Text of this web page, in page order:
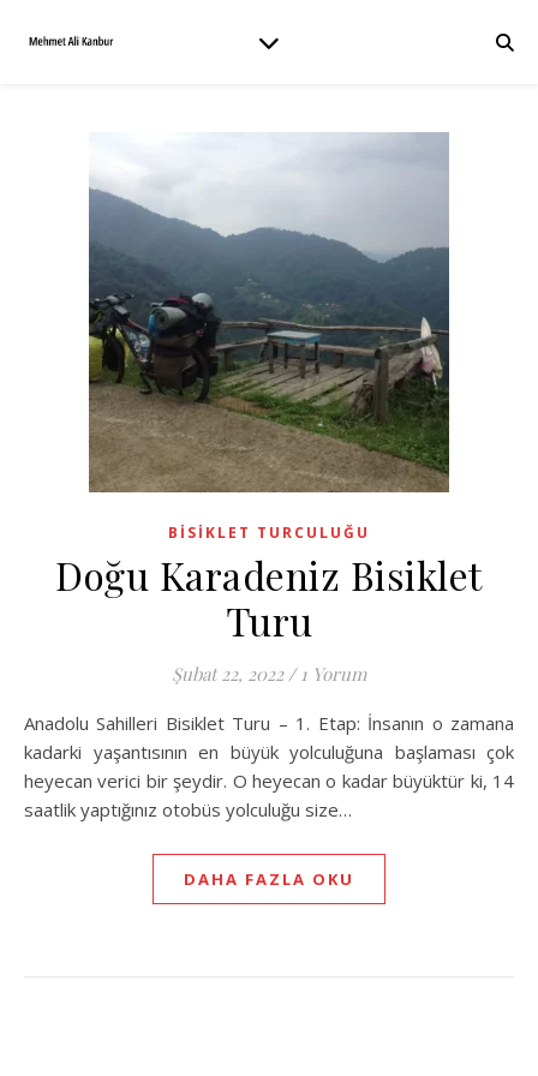
BISIKLET TURCULUĞU
Doğu Karadeniz Bisiklet
Turu
Şubat 22, 2022 / 1 Yorum
Anadolu Sahilleri Bisiklet Turu – 1. Etap: İnsanın o zamana
kadarki yaşantısının en büyük yolculuğuna başlaması çok
heyecan verici bir şeydir. O heyecan o kadar büyüktür ki, 14
saatlik yaptığınız otobüs yolculuğu size…
DAHA FAZLA OKU